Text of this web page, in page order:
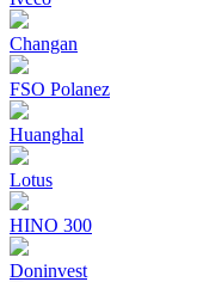
Changan
FSO Polanez
Huanghal
Lotus
HINO 300
Doninvest